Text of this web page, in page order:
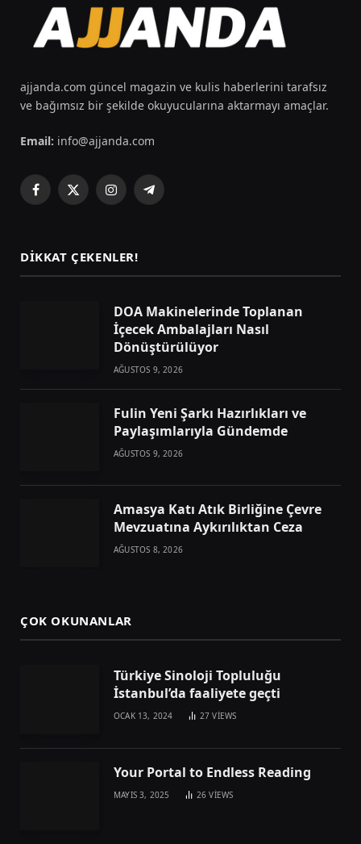
ajjanda.com güncel magazin ve kulis haberlerini tarafsız
ve bağımsız bir şekilde okuyucularına aktarmayı amaçlar.
Email: info@ajjanda.com
Facebook
X
InstagramTelegram
DIKKAT ÇEKENLER!
DOA Makinelerinde Toplanan
İçecek Ambalajları Nasıl
Dönüştürülüyor
AĞUSTOS 9, 2026
Fulin Yeni Şarkı Hazırlıkları ve
Paylaşımlarıyla Gündemde
AĞUSTOS 9, 2026
Amasya Katı Atık Birliğine Çevre
Mevzuatına Aykırılıktan Ceza
AĞUSTOS 8, 2026
ÇOK OKUNANLAR
Türkiye Sinoloji Topluluğu
İstanbul’da faaliyete geçti
OCAK 13, 2024 27VIEWS
Your Portal to Endless Reading
MAYIS 3, 2025 26VIEWS